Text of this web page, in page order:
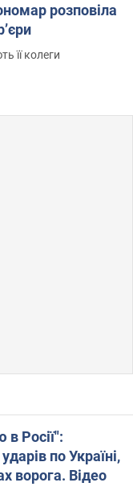
розповіла
її колеги
в Росії":
по Україні,
ворога. Відео